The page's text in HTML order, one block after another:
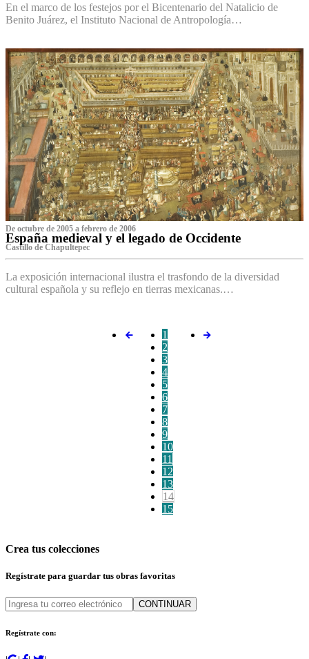
En el marco de los festejos por el Bicentenario del Natalicio de
Benito Juárez, el Instituto Nacional de Antropología…
De octubre de 2005 a febrero de 2006
España medieval y el legado de Occidente
Castillo de Chapultepec
La exposición internacional ilustra el trasfondo de la diversidad
cultural española y su reflejo en tierras mexicanas.…
1
2
3
4
5
6
7
8
9
10
11
12
13
14
15
Crea tus colecciones
Regístrate para guardar tus obras favoritas
CONTINUAR
Regístrate con: